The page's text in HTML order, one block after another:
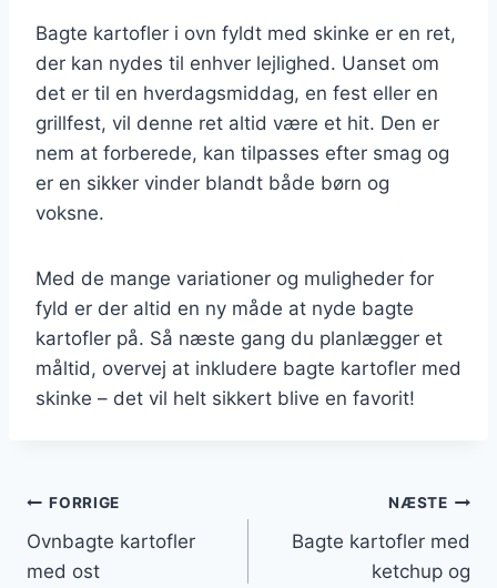
Bagte kartofler i ovn fyldt med skinke er en ret,
der kan nydes til enhver lejlighed. Uanset om
det er til en hverdagsmiddag, en fest eller en
grillfest, vil denne ret altid være et hit. Den er
nem at forberede, kan tilpasses efter smag og
er en sikker vinder blandt både børn og
voksne.
Med de mange variationer og muligheder for
fyld er der altid en ny måde at nyde bagte
kartofler på. Så næste gang du planlægger et
måltid, overvej at inkludere bagte kartofler med
skinke – det vil helt sikkert blive en favorit!
Indlægsnavigation
FORRIGE
Ovnbagte kartofler
med ost
NÆSTE
Bagte kartofler med
ketchup og